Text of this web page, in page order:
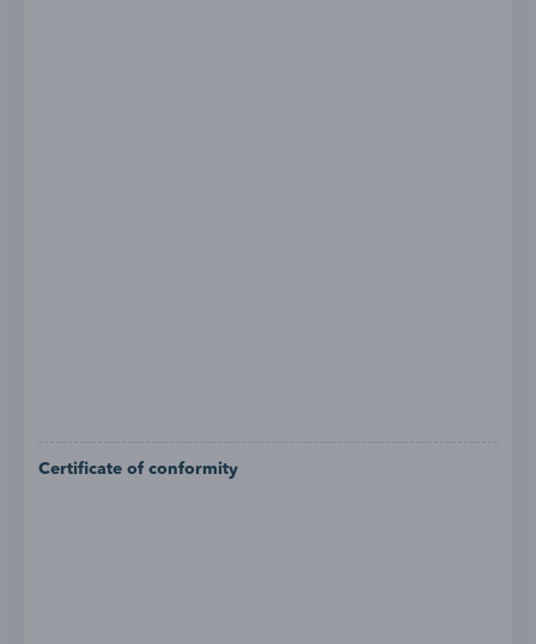
Certificate of conformity